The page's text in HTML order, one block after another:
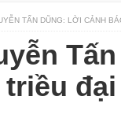
TẤN DŨNG: LỜI CẢNH
đại